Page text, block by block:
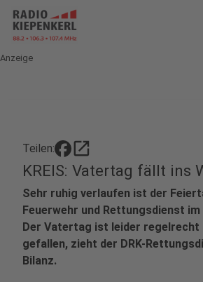
Anzeige
Teilen: open_in_new
KREIS: Vatertag fällt ins
Sehr ruhig verlaufen ist der
Feuerwehr und Rettungsdienst
Der Vatertag ist leider regelrecht
gefallen, zieht der DRK-
Bilanz.